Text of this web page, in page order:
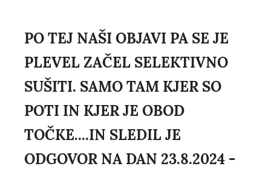
PO TEJ NAŠI OBJAVI PA SE JE
PLEVEL ZAČEL SELEKTIVNO
SUŠITI. SAMO TAM KJER SO
POTI IN KJER JE OBOD
TOČKE....IN SLEDIL JE
ODGOVOR NA DAN 23.8.2024 -